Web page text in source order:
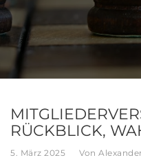
RÜCKBLICK,
5. März 2025 Von Alexander